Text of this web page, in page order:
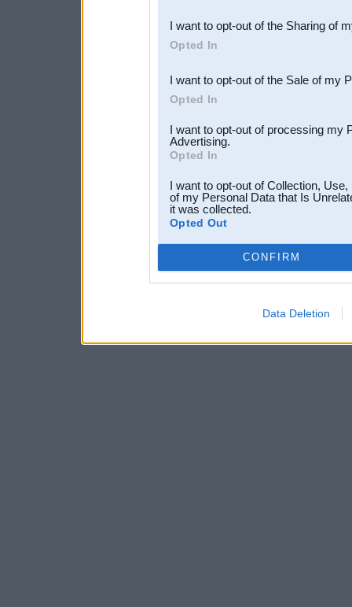
Downstream Participants
third parties.
I want to opt-out of the Sharing of
Opted In
I want to opt-out of the Sale of my
Opted In
I want to opt-out of processing my
Advertising.
Opted In
I want to opt-out of Collection,
of my Personal Data that Is
it was collected.
Opted Out
CONFIRM
Data Deletion